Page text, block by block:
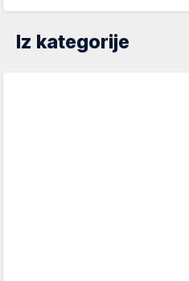
Iz kategorije